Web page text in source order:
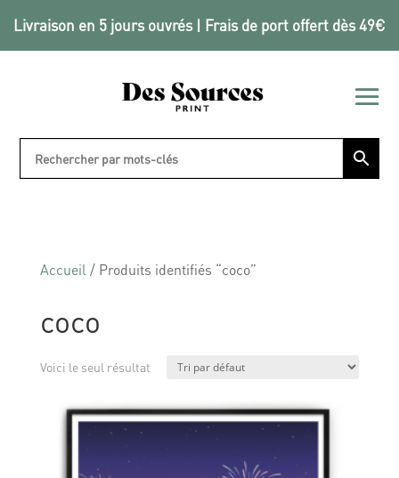
Livraison en 5 jours ouvrés | Frais de port offert dès 49€
Accueil / Produits identifiés “coco”
coco
Voici le seul résultat